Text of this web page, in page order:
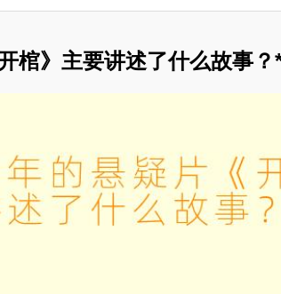
棺》主要讲述了什么故事？